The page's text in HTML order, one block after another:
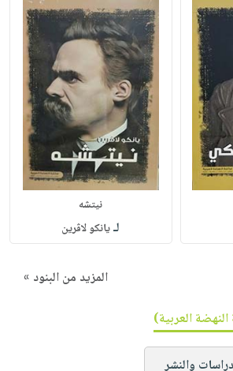
نيتشه
لـيانكو لاڤرين
المزيد من البنود »
العربية)
والنشر